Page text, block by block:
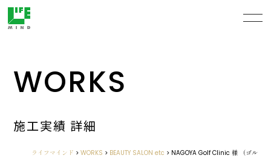
WORKS
施工実績 詳細
ライフマインド > WORKS > BEAUTY SALON etc > NAGOYA Golf Clinic 様 （ゴル